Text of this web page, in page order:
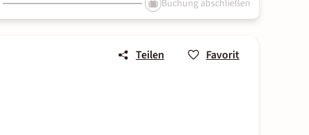
Buchung abschließen
Teilen Favorit